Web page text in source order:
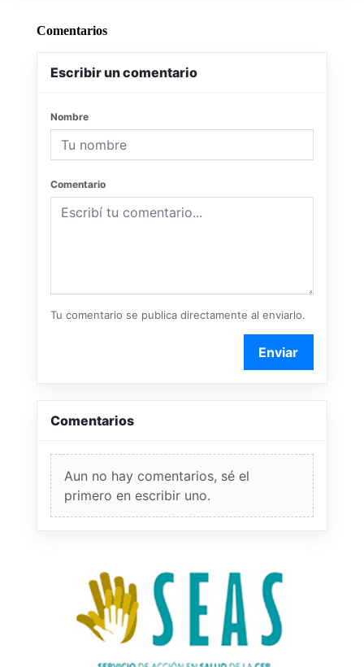
Comentarios
Escribir un comentario
Nombre
Comentario
Tu comentario se publica directamente al enviarlo.
Enviar
Comentarios
Aun no hay comentarios, sé el
primero en escribir uno.